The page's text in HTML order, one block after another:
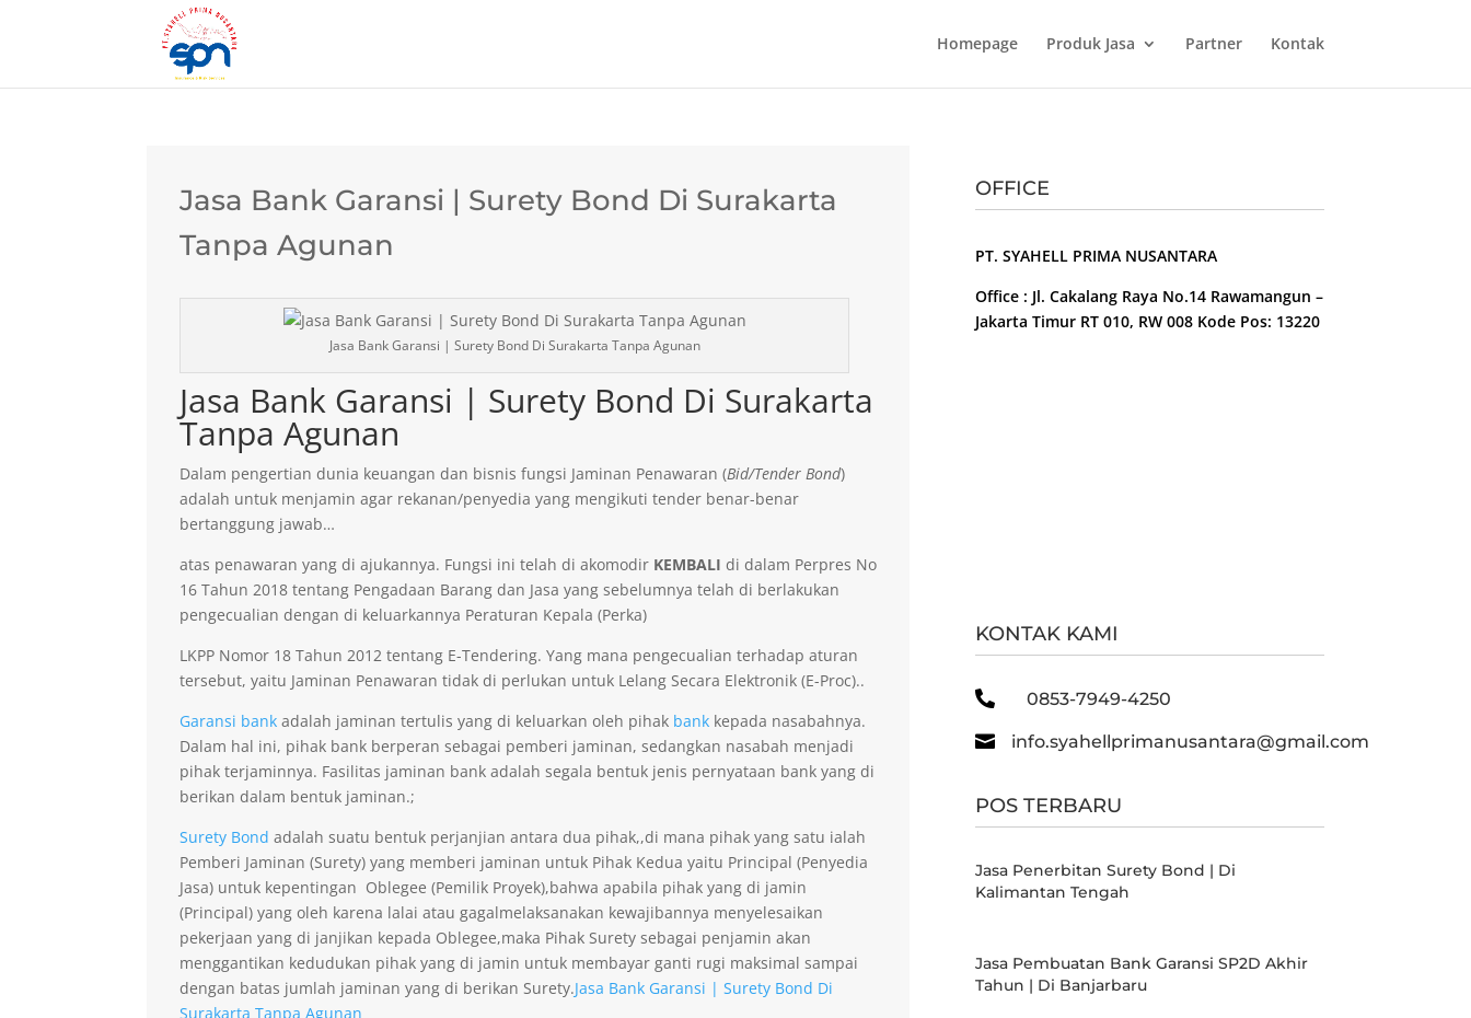
Homepage Produk Jasa Partner Kontak
Jasa Bank Garansi | Surety Bond Di Surakarta
Tanpa Agunan
Jasa Bank Garansi | Surety Bond Di Surakarta Tanpa Agunan
Jasa Bank Garansi | Surety Bond Di Surakarta
Tanpa Agunan
Dalam pengertian dunia keuangan dan bisnis fungsi Jaminan Penawaran (Bid/Tender Bond)
adalah untuk menjamin agar rekanan/penyedia yang mengikuti tender benar-benar
bertanggung jawab…
atas penawaran yang di ajukannya. Fungsi ini telah di akomodir KEMBALI di dalam Perpres No
16 Tahun 2018 tentang Pengadaan Barang dan Jasa yang sebelumnya telah di berlakukan
pengecualian dengan di keluarkannya Peraturan Kepala (Perka)
LKPP Nomor 18 Tahun 2012 tentang E-Tendering. Yang mana pengecualian terhadap aturan
tersebut, yaitu Jaminan Penawaran tidak di perlukan untuk Lelang Secara Elektronik (E-Proc)..
Garansi bank adalah jaminan tertulis yang di keluarkan oleh pihak bank kepada nasabahnya.
Dalam hal ini, pihak bank berperan sebagai pemberi jaminan, sedangkan nasabah menjadi
pihak terjaminnya. Fasilitas jaminan bank adalah segala bentuk jenis pernyataan bank yang di
berikan dalam bentuk jaminan.;
Surety Bond adalah suatu bentuk perjanjian antara dua pihak,,di mana pihak yang satu ialah
Pemberi Jaminan (Surety) yang memberi jaminan untuk Pihak Kedua yaitu Principal (Penyedia
Jasa) untuk kepentingan Oblegee (Pemilik Proyek),bahwa apabila pihak yang di jamin
(Principal) yang oleh karena lalai atau gagalmelaksanakan kewajibannya menyelesaikan
pekerjaan yang di janjikan kepada Oblegee,maka Pihak Surety sebagai penjamin akan
menggantikan kedudukan pihak yang di jamin untuk membayar ganti rugi maksimal sampai
dengan batas jumlah jaminan yang di berikan Surety.Jasa Bank Garansi | Surety Bond Di
Surakarta Tanpa Agunan
OFFICE
PT. SYAHELL PRIMA NUSANTARA
Office : Jl. Cakalang Raya No.14 Rawamangun –
Jakarta Timur RT 010, RW 008 Kode Pos: 13220
KONTAK KAMI
 0853-7949-4250
 info.syahellprimanusantara@gmail.com
POS TERBARU
Jasa Penerbitan Surety Bond | Di
Kalimantan Tengah
Jasa Pembuatan Bank Garansi SP2D Akhir
Tahun | Di Banjarbaru